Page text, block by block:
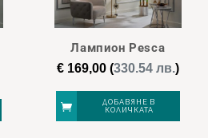
Лампион Pesca
€169,00(330.54 лв.)
ДОБАВЯНЕ В
КОЛИЧКАТА